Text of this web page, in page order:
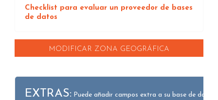
Checklist para evaluar un proveedor de bases
de datos
MODIFICAR ZONA GEOGRÁFICA
EXTRAS: Puede añadir campos extra a su base de datos.